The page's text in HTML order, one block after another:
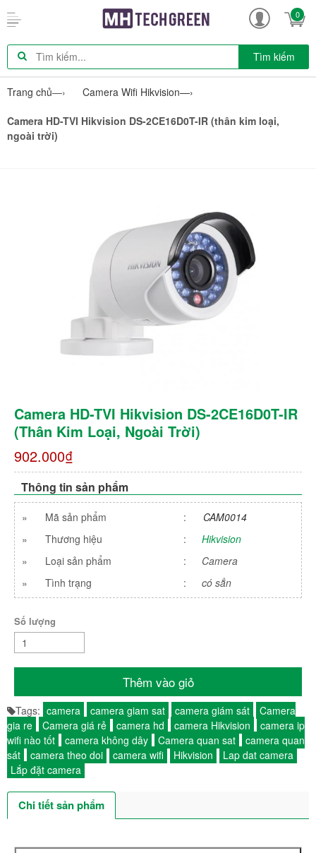
0
Tìm kiếm
Trang chủ—› Camera Wifi Hikvision—›
Camera HD-TVI Hikvision DS-2CE16D0T-IR (thân kim loại,
ngoài trời)
Camera HD-TVI Hikvision DS-2CE16D0T-IR
(thân Kim Loại, Ngoài Trời)
902.000₫
Thông tin sản phẩm
» Mã sản phẩm :
CAM0014
»
Thương hiệu :
Hikvision
»
Loại sản phẩm :
Camera
»
Tình trạng : có sẳn
Số lượng
Thêm vào giỏ
Tags: camera camera giam sat camera giám sát
Camera
gia re
Camera giá rẻ camera hd camera Hikvision
camera ip
wifi nào tốt
camera không dây Camera quan sat
camera quan
sát
camera theo doi camera wifi Hikvision
Lap dat camera
Lắp đặt camera
Chi tiết sản phẩm